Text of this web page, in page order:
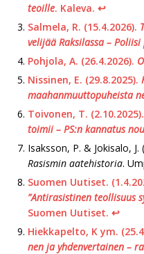
teoil­le. Kaleva. ↩︎
Salmela, R. (15.4.2026).
ve­li­jää Rak­si­las­sa –
Pohjola, A. (26.4.2026).
Nissinen, E. (29.8.2025).
maahanmuuttopuheista
Toivonen, T. (2.10.2025).
toimii – PS:n kannatus
Isaksson, P. & Jokisalo, J.
Rasismin aatehistoria.
Suomen Uutiset.
”Antirasistinen teollisuus
Suomen Uutiset. ↩︎
Hiekkapelto, K ym.
nen ja yh­den­ver­tai­nen –